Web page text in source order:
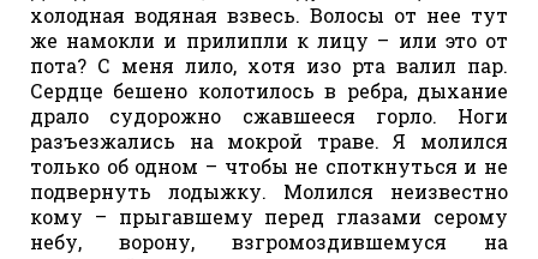
холодная водяная взвесь. Волосы от нее тут
же намокли и прилипли к лицу – или это от
пота? С меня лило, хотя изо рта валил пар.
Сердце бешено колотилось в ребра, дыхание
драло судорожно сжавшееся горло. Ноги
разъезжались на мокрой траве. Я молился
только об одном – чтобы не споткнуться и не
подвернуть лодыжку. Молился неизвестно
кому – прыгавшему перед глазами серому
небу, ворону, взгромоздившемуся на